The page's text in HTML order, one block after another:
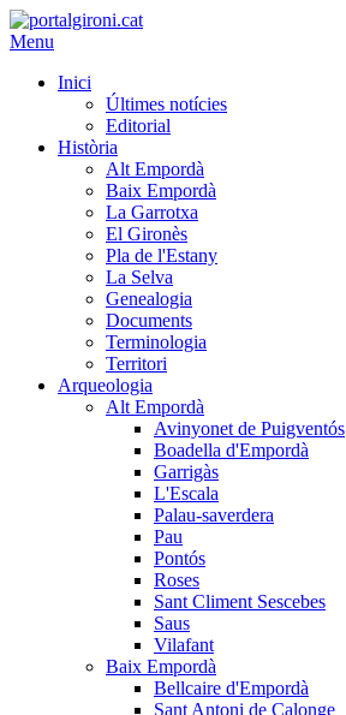
Menu
Inici
Últimes notícies
Editorial
Història
Alt Empordà
Baix Empordà
La Garrotxa
El Gironès
Pla de l'Estany
La Selva
Genealogia
Documents
Terminologia
Territori
Arqueologia
Alt Empordà
Avinyonet de Puigventós
Boadella d'Empordà
Garrigàs
L'Escala
Palau-saverdera
Pau
Pontós
Roses
Sant Climent Sescebes
Saus
Vilafant
Baix Empordà
Bellcaire d'Empordà
Sant Antoni de Calonge